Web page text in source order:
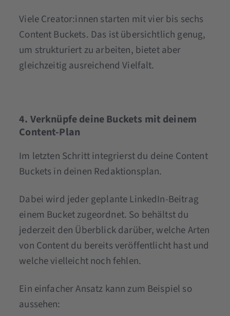
Viele Creator:innen starten mit vier bis sechs
Content Buckets. Das ist übersichtlich genug,
um strukturiert zu arbeiten, bietet aber
gleichzeitig ausreichend Vielfalt.
4. Verknüpfe deine Buckets mit deinem
Content-Plan
Im letzten Schritt integrierst du deine Content
Buckets in deinen Redaktionsplan.
Dabei wird jeder geplante LinkedIn-Beitrag
einem Bucket zugeordnet. So behältst du
jederzeit den Überblick darüber, welche Arten
von Content du bereits veröffentlicht hast und
welche vielleicht noch fehlen.
Ein einfacher Ansatz kann zum Beispiel so
aussehen: